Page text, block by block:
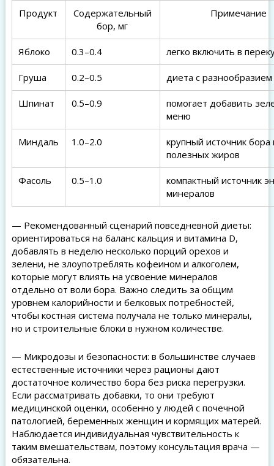
Продукт
Содержательный
бор, мг
Примечание
Яблоко 0.3–0.4 легко включить в
Груша 0.2–0.5 диета с разнообразием
Шпинат 0.5–0.9
помогает добавить
меню
Миндаль 1.0–2.0
крупный источник бора
полезных жиров
Фасоль 0.5–1.0
компактный источник
минералов
— Рекомендованный сценарий повседневной диеты:
ориентироваться на баланс кальция и витамина D,
добавлять в неделю несколько порций орехов и
зелени, не злоупотреблять кофеином и алкоголем,
которые могут влиять на усвоение минералов
отдельно от воли бора. Важно следить за общим
уровнем калорийности и белковых потребностей,
чтобы костная система получала не только минералы,
но и строительные блоки в нужном количестве.
— Микродозы и безопасности: в большинстве случаев
естественные источники через рационы дают
достаточное количество бора без риска перегрузки.
Если рассматривать добавки, то они требуют
медицинской оценки, особенно у людей с почечной
патологией, беременных женщин и кормящих матерей.
Наблюдается индивидуальная чувствительность к
таким вмешательствам, поэтому консультация врача —
обязательна.